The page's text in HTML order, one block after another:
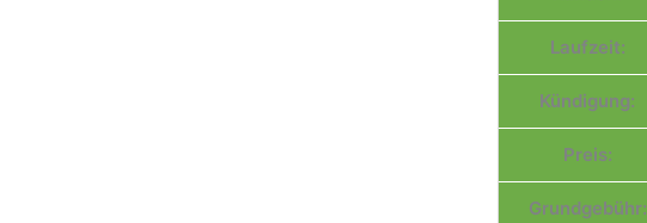
Laufzeit:
Kündigung:
Preis:
Grundgebühr: